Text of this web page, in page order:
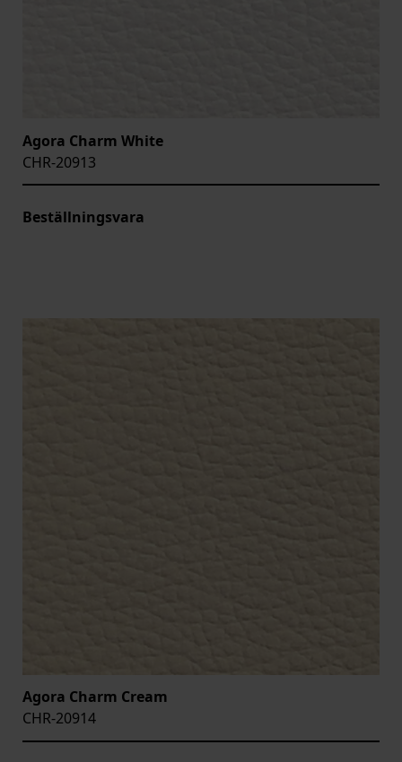
Agora Charm White
CHR-20913
Beställningsvara
Agora Charm Cream
CHR-20914